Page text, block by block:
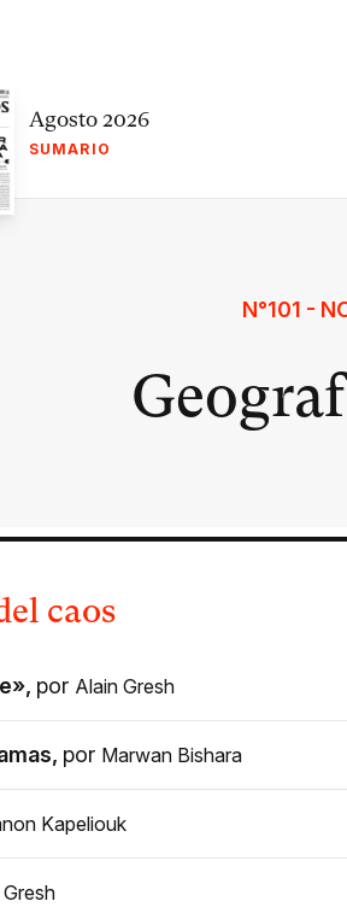
Agosto 2026
SUMARIO
N°101 -
caos
, por Alain Gresh
, por Marwan Bishara
Kapeliouk